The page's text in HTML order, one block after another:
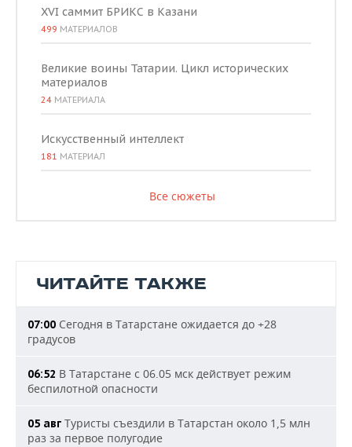
XVI саммит БРИКС в Казани
499 МАТЕРИАЛОВ
Великие воины Татарии. Цикл исторических
материалов
24 МАТЕРИАЛА
Искусственный интеллект
181 МАТЕРИАЛ
Все сюжеты
ЧИТАЙТЕ ТАКЖЕ
07:00 Сегодня в Татарстане ожидается до +28
градусов
06:52 В Татарстане с 06.05 мск действует режим
беспилотной опасности
05 авг Туристы съездили в Татарстан около 1,5 млн
раз за первое полугодие